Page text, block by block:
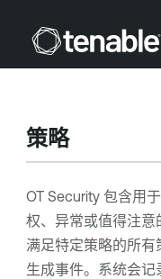
策略
OT Security包含用
权、异常或值得注意
满足特定策略的所
生成事件。系统会